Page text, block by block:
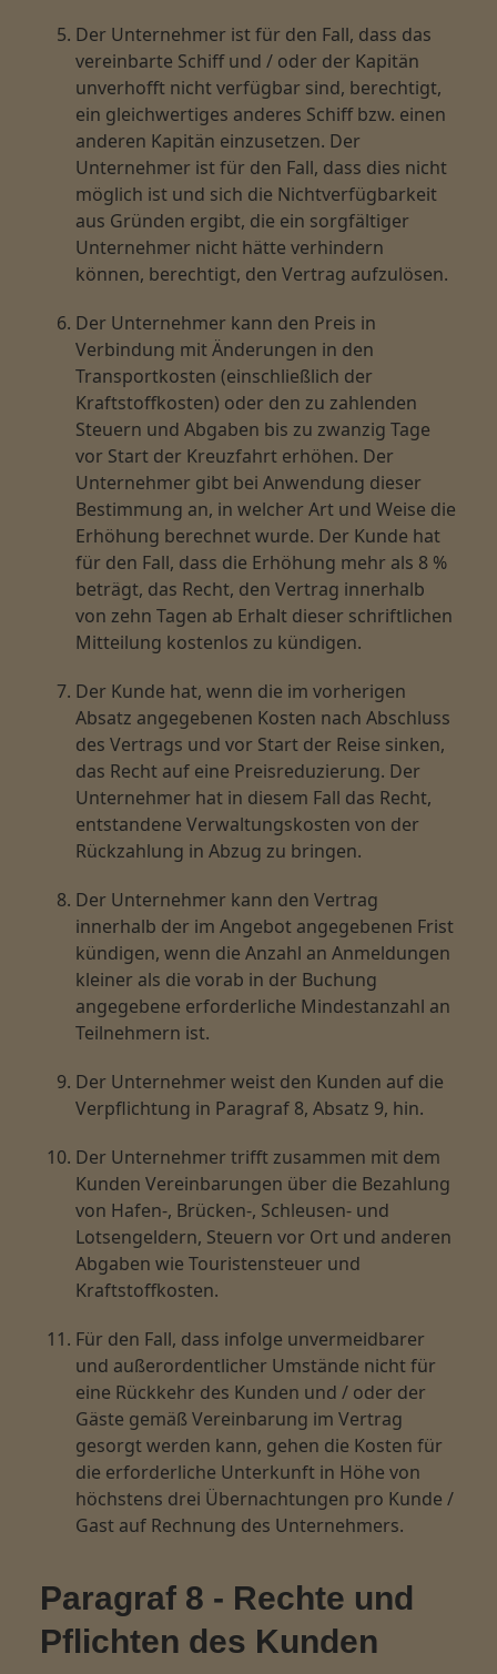
Der Unternehmer ist für den Fall, dass das
vereinbarte Schiff und / oder der Kapitän
unverhofft nicht verfügbar sind, berechtigt,
ein gleichwertiges anderes Schiff bzw. einen
anderen Kapitän einzusetzen. Der
Unternehmer ist für den Fall, dass dies nicht
möglich ist und sich die Nichtverfügbarkeit
aus Gründen ergibt, die ein sorgfältiger
Unternehmer nicht hätte verhindern
können, berechtigt, den Vertrag aufzulösen.
Der Unternehmer kann den Preis in
Verbindung mit Änderungen in den
Transportkosten (einschließlich der
Kraftstoffkosten) oder den zu zahlenden
Steuern und Abgaben bis zu zwanzig Tage
vor Start der Kreuzfahrt erhöhen. Der
Unternehmer gibt bei Anwendung dieser
Bestimmung an, in welcher Art und Weise die
Erhöhung berechnet wurde. Der Kunde hat
für den Fall, dass die Erhöhung mehr als 8 %
beträgt, das Recht, den Vertrag innerhalb
von zehn Tagen ab Erhalt dieser schriftlichen
Mitteilung kostenlos zu kündigen.
Der Kunde hat, wenn die im vorherigen
Absatz angegebenen Kosten nach Abschluss
des Vertrags und vor Start der Reise sinken,
das Recht auf eine Preisreduzierung. Der
Unternehmer hat in diesem Fall das Recht,
entstandene Verwaltungskosten von der
Rückzahlung in Abzug zu bringen.
Der Unternehmer kann den Vertrag
innerhalb der im Angebot angegebenen Frist
kündigen, wenn die Anzahl an Anmeldungen
kleiner als die vorab in der Buchung
angegebene erforderliche Mindestanzahl an
Teilnehmern ist.
Der Unternehmer weist den Kunden auf die
Verpflichtung in Paragraf 8, Absatz 9, hin.
Der Unternehmer trifft zusammen mit dem
Kunden Vereinbarungen über die Bezahlung
von Hafen-, Brücken-, Schleusen- und
Lotsengeldern, Steuern vor Ort und anderen
Abgaben wie Touristensteuer und
Kraftstoffkosten.
Für den Fall, dass infolge unvermeidbarer
und außerordentlicher Umstände nicht für
eine Rückkehr des Kunden und / oder der
Gäste gemäß Vereinbarung im Vertrag
gesorgt werden kann, gehen die Kosten für
die erforderliche Unterkunft in Höhe von
höchstens drei Übernachtungen pro Kunde /
Gast auf Rechnung des Unternehmers.
Paragraf 8 - Rechte und
Pflichten des Kunden